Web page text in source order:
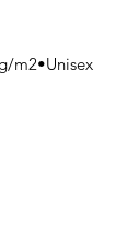
m2•Unisex